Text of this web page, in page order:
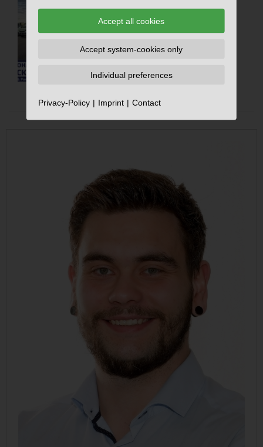
Accept all cookies
Accept system-cookies only
Individual preferences
Privacy-Policy Imprint Contact